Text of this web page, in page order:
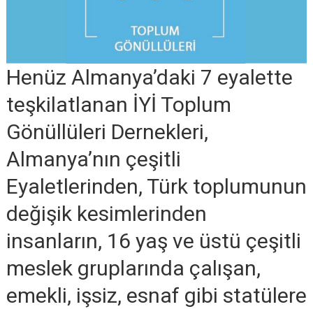
Henüz Almanya’daki 7 eyalette
teşkilatlanan İYİ Toplum
Gönüllüleri Dernekleri,
Almanya’nın çeşitli
Eyaletlerinden, Türk toplumunun
değişik kesimlerinden
insanların, 16 yaş ve üstü çeşitli
meslek gruplarında çalışan,
emekli, işsiz, esnaf gibi statülere